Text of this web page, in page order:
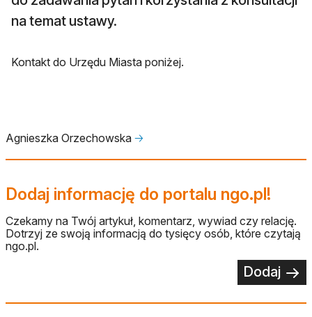
na temat ustawy.
Kontakt do Urzędu Miasta poniżej.
Agnieszka Orzechowska 🡢
Dodaj informację do portalu ngo.pl!
Czekamy na Twój artykuł, komentarz, wywiad czy relację.
Dotrzyj ze swoją informacją do tysięcy osób, które czytają
ngo.pl.
Dodaj